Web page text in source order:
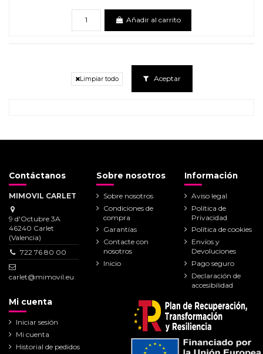
Añadir al carrito
Limpiar todo Aceptar
Contáctanos
MIMOVIL CARLET
9 d'Octubre 3A
46240 Carlet
(Valencia)
722 76 80 00
carlet@mimovil.eu
Sobre nosotros
Sobre nosotros
Condiciones de
compra
Garantías
Contacte con
nosotros
Inicio
Información
Aviso legal
Política de
Privacidad
Política de cookies
Envíos y
Devoluciones
Pago seguro
Declaración de
accesibilidad
Mi cuenta
Iniciar sesión
Mi cuenta
Historial de pedidos